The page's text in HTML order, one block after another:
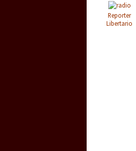
Reporter
Libertario